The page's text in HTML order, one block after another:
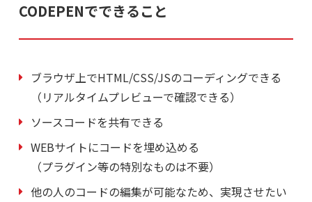
CODEPENでできること
ブラウザ上でHTML/CSS/JSのコーディングできる
（リアルタイムプレビューで確認できる）
ソースコードを共有できる
WEBサイトにコードを埋め込める
（プラグイン等の特別なものは不要）
他の人のコードの編集が可能なため、実現させたい